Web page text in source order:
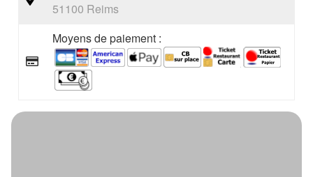
51100 Reims
Moyens de paiement :